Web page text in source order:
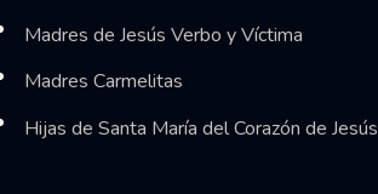
Madres de Jesús Verbo y Víctima
Madres Carmelitas
Hijas de Santa María del Corazón de Jesús